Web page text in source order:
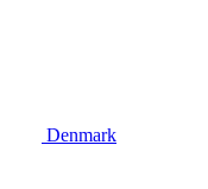
Denmark